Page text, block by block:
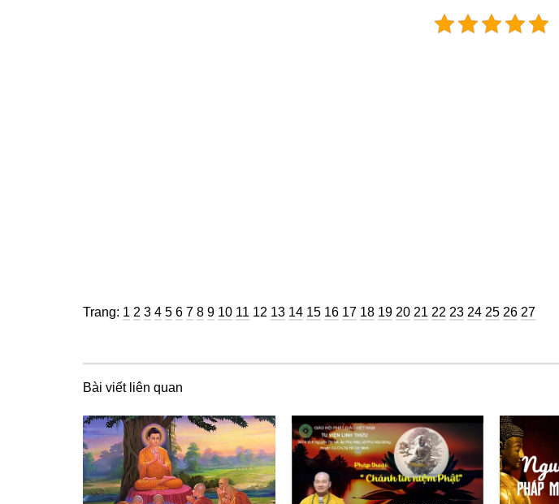
Trang: Trang
1 Trang
2 Trang
3 Trang
4 Trang
5 Trang
6 Trang
7 Trang
8 Trang
9 Trang
10 Trang
11 Trang
12 Trang
13 Trang
14 Trang
15 Trang
16 Trang
17 Trang
18 Trang
19 Trang
20 Trang
21 Trang
22 Trang
23 Trang
24 Trang
25 Trang
26 Trang
27
Bài viết liên quan